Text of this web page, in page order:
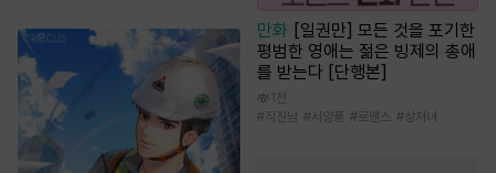
만화
[일권만] 모든 것을 포기한
평범한 영애는 젊은 빙제의 총애
를 받는다 [단행본]
1천
#직진남 #서양풍 #로맨스 #상처녀